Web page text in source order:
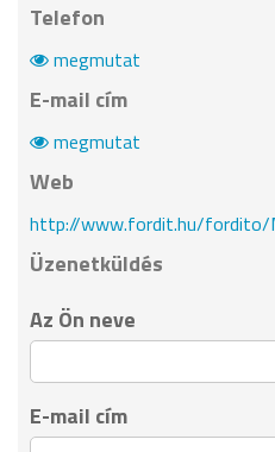
Telefon
megmutat
E-mail cím
megmutat
Web
http://www.fordit.hu/fordito/
Üzenetküldés
Az Ön neve
E-mail cím